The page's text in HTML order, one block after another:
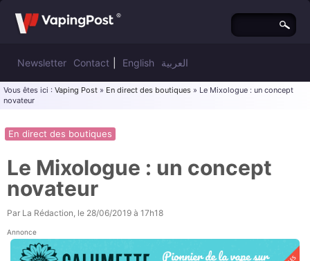
Newsletter Contact English العربية
Vous êtes ici : Vaping Post » En direct des boutiques » Le Mixologue : un concept
novateur
En direct des boutiques
Le Mixologue : un concept
novateur
Par La Rédaction, le 28/06/2019 à 17h18
Annonce